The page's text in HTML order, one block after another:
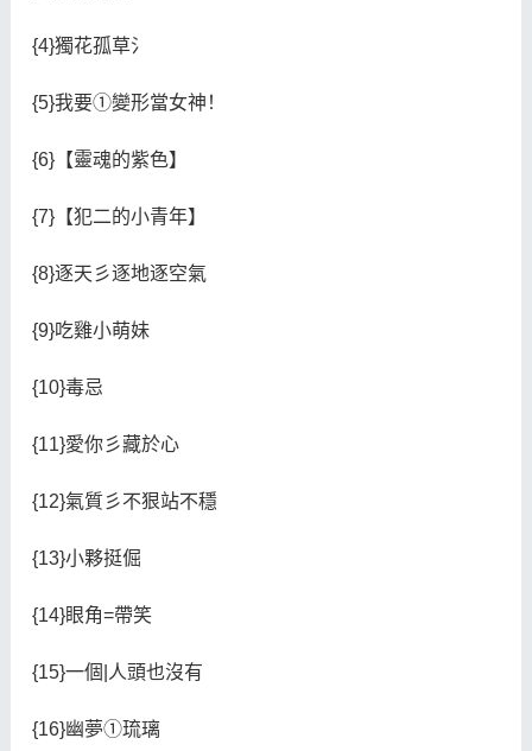
{4}獨花孤草氵
{5}我要①變形當女神！
{6}【靈魂的紫色】
{7}【犯二的小青年】
{8}逐天彡逐地逐空氣
{9}吃雞小萌妹
{10}毒忌
{11}愛你彡藏於心
{12}氣質彡不狠站不穩
{13}小夥挺倔
{14}眼角=帶笑
{15}一個|人頭也沒有
{16}幽夢①琉璃